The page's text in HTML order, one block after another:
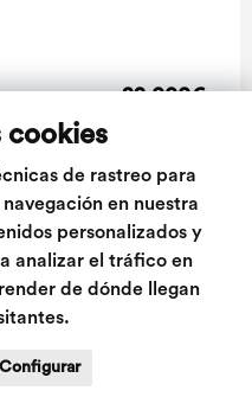
cookies
de rastreo para
en nuestra
personalizados y
analizar el tráfico en
de dónde llegan
Configurar
22.000€
IN